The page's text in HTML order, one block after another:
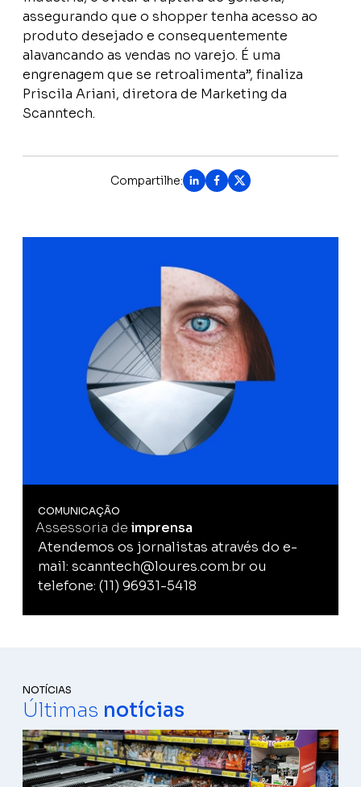
assegurando que o shopper tenha acesso ao
produto desejado e consequentemente
alavancando as vendas no varejo. É uma
engrenagem que se retroalimenta”, finaliza
Priscila Ariani, diretora de Marketing da
Scanntech.
Compartilhe:
COMUNICAÇÃO
Assessoria de imprensa
Atendemos os jornalistas através do e-
mail: scanntech@loures.com.br ou
telefone: (11) 96931-5418
NOTÍCIAS
Últimas notícias